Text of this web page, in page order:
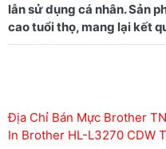
lẫn sử dụng cá nhân. Sản
Địa Chỉ Bán Mực Brother
In Brother HL-L3270 CDW